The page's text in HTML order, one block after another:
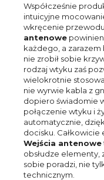
Współcześnie
intuicyjne
wkręcenie
antenowe
każdego, a
nie zrobił sobie
rodzaj wtyku zaś
wielokrotnie
nie wyrwie kabla z
dopiero świadomie
połączenie wtyku i
automatycznie,
docisku. Całkowicie
Wejścia antenowe
obsłudze elementy,
sobie poradzi, nie
technicznym.